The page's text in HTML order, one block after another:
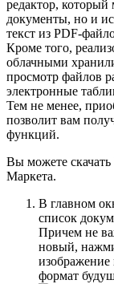
редактор, который
документы, но и
текст из PDF-
Кроме того,
облачными
просмотр файлов
электронные
Тем не менее,
позволит вам
функций.
Вы можете
Маркета.
В главном
список
Причем не
новый,
формат